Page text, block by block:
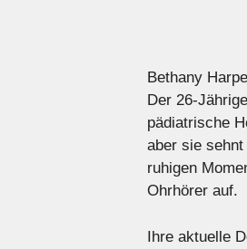
Bethany
Der 26-
pädiatrische
aber sie
ruhigen
Ohrhörer auf.
Ihre aktuelle